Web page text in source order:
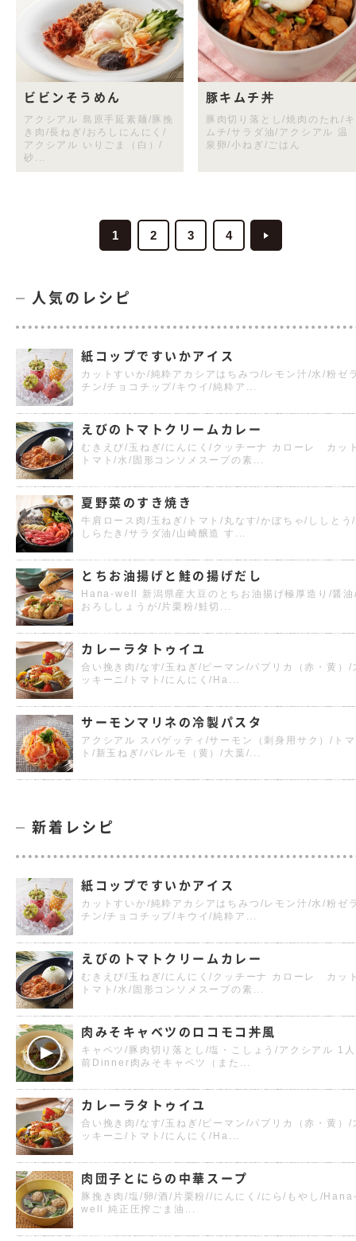
ビビンそうめん
アクシアル 島原手延素麺/豚挽
き肉/長ねぎ/おろしにんにく/
アクシアル いりごま（白）/
砂...
豚キムチ丼
豚肉切り落とし/焼肉のたれ/キ
ムチ/サラダ油/アクシアル 温
泉卵/小ねぎ/ごはん
1 2 3 4
人気のレシピ
紙コップですいかアイス
カットすいか/純粋アカシアはちみつ/レモン汁/水/粉ゼ
チン/チョコチップ/キウイ/純粋ア...
えびのトマトクリームカレー
むきえび/玉ねぎ/にんにく/クッチーナ カローレ カッ
トマト/水/固形コンソメスープの素...
夏野菜のすき焼き
牛肩ロース肉/玉ねぎ/トマト/丸なす/かぼちゃ/ししとう/
しらたき/サラダ油/山崎醸造 す...
とちお油揚げと鮭の揚げだし
Hana-well 新潟県産大豆のとちお油揚げ極厚造り/醤
おろししょうが/片栗粉/鮭切...
カレーラタトゥイユ
合い挽き肉/なす/玉ねぎ/ピーマン/パプリカ（赤・黄）/
ッキーニ/トマト/にんにく/Ha...
サーモンマリネの冷製パスタ
アクシアル スパゲッティ/サーモン（刺身用サク）/トマ
ト/新玉ねぎ/パレルモ（黄）/大葉/...
新着レシピ
紙コップですいかアイス
カットすいか/純粋アカシアはちみつ/レモン汁/水/粉ゼ
チン/チョコチップ/キウイ/純粋ア...
えびのトマトクリームカレー
むきえび/玉ねぎ/にんにく/クッチーナ カローレ カッ
トマト/水/固形コンソメスープの素...
肉みそキャベツのロコモコ丼風
キャベツ/豚肉切り落とし/塩・こしょう/アクシアル 1人
前Dinner肉みそキャベツ（また...
カレーラタトゥイユ
合い挽き肉/なす/玉ねぎ/ピーマン/パプリカ（赤・黄）/
ッキーニ/トマト/にんにく/Ha...
肉団子とにらの中華スープ
豚挽き肉/塩/卵/酒/片栗粉//にんにく/にら/もやし/
well 純正圧搾ごま油...